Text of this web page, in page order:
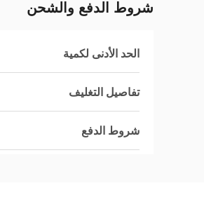
شروط الدفع والشحن
الحد الأدنى لكمية
تفاصيل التغليف
شروط الدفع